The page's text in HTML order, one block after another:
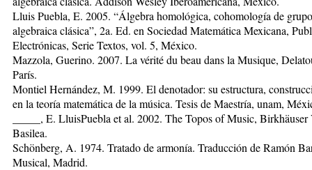
Lluis Puebla, E. 2005. “Álgebra homológica, cohomología de
algebraica clásica”, 2a. Ed. en Sociedad Matemática Mexicana,
Electrónicas, Serie Textos, vol. 5, México.
Mazzola, Guerino. 2007. La vérité du beau dans la Musique,
París.
Montiel Hernández, M. 1999. El denotador: su estructura,
en la teoría matemática de la música. Tesis de Maestría, unam,
_____, E. LluisPuebla et al. 2002. The Topos of Music, Birkhäuser
Basilea.
Schönberg, A. 1974. Tratado de armonía. Traducción de Ramón
Musical, Madrid.